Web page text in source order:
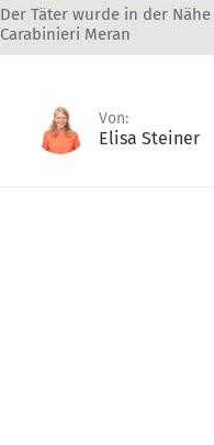
Der Täter wurde in der
Carabinieri Meran
Von:
Elisa Steiner